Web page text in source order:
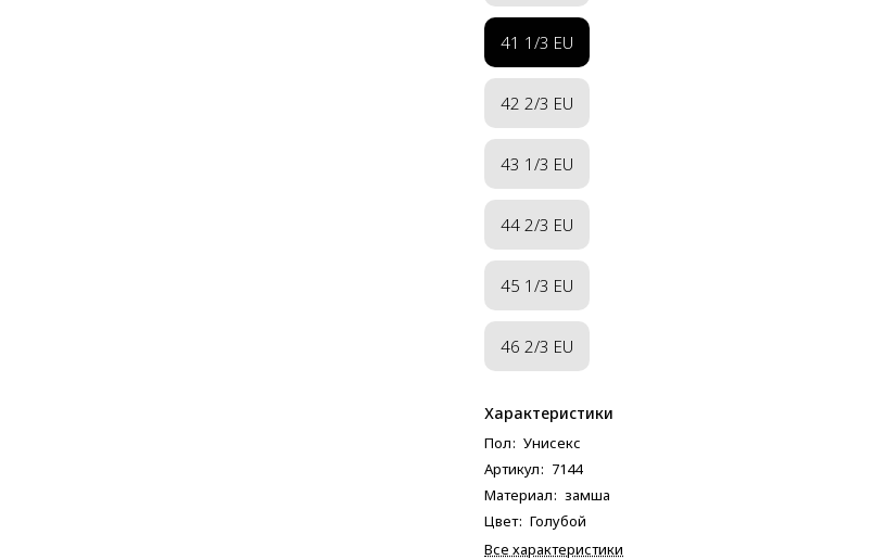
41 1/3 EU
42 2/3 EU
43 1/3 EU
44 2/3 EU
45 1/3 EU
46 2/3 EU
Характеристики
Пол: Унисекс
Артикул: 7144
Материал: замша
Цвет: Голубой
Все характеристики